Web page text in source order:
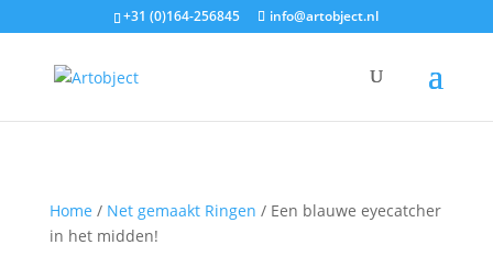
+31 (0)164-256845 info@artobject.nl
Home / Net gemaakt Ringen / Een blauwe eyecatcher
in het midden!